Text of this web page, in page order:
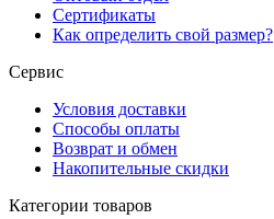
Сертификаты
Как определить свой размер?
Сервис
Условия доставки
Способы оплаты
Возврат и обмен
Накопительные скидки
Категории товаров